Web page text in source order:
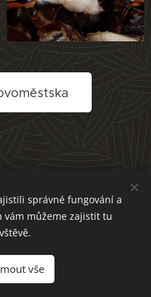
správné fungování a
vám můžeme zajistit tu
vše